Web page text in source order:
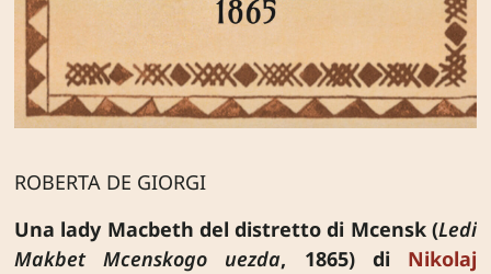
ROBERTA DE GIORGI
Una lady Macbeth del distretto di Mcensk (Ledi
Makbet Mcenskogo uezda, 1865) di Nikolaj